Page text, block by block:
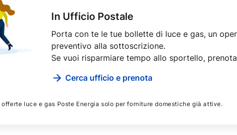
In Ufficio Postale
Porta con te le tue bollette di luce e gas, un
preventivo alla sottoscrizione.
Se vuoi risparmiare tempo allo sportello,
Cerca ufficio e prenota
luce e gas Poste Energia solo per forniture domestiche già attive.